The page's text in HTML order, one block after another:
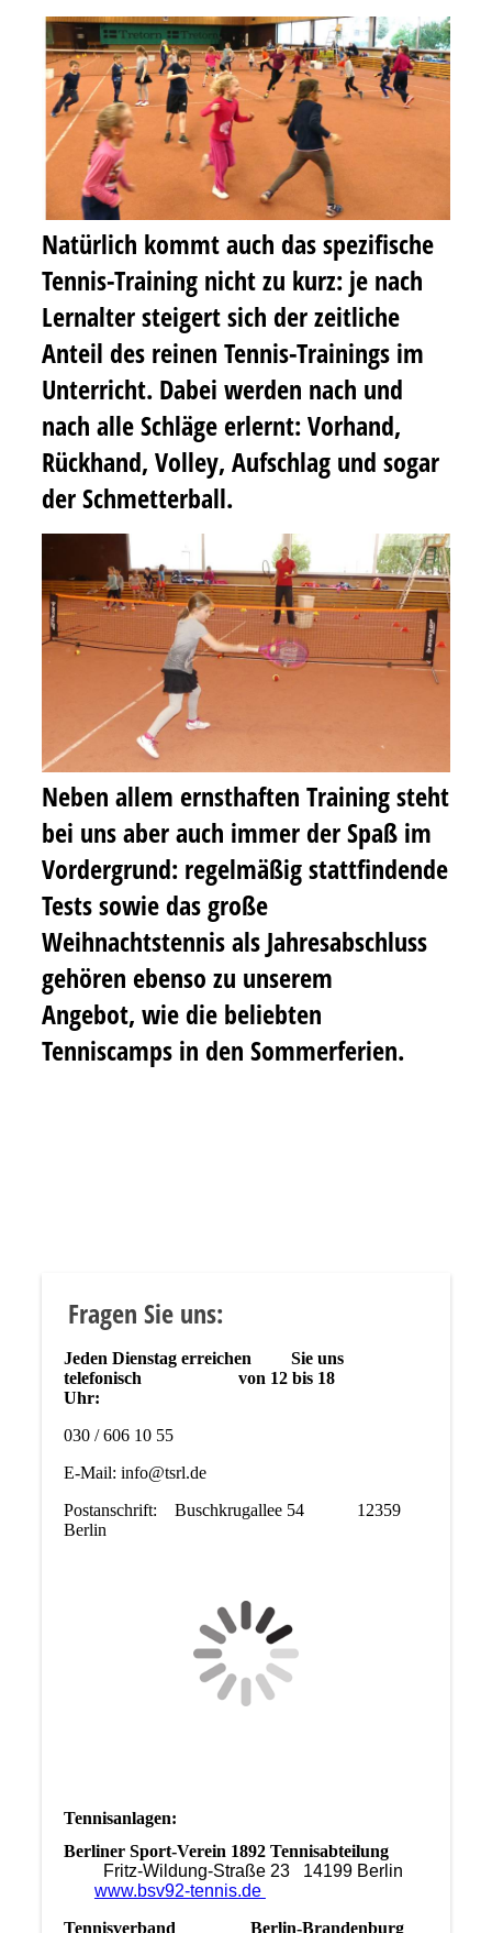
Natürlich kommt auch das spezifische
Tennis-Training nicht zu kurz: je nach
Lernalter steigert sich der zeitliche
Anteil des reinen Tennis-Trainings im
Unterricht. Dabei werden nach und
nach alle Schläge erlernt: Vorhand,
Rückhand, Volley, Aufschlag und sogar
der Schmetterball.
Neben allem ernsthaften Training steht
bei uns aber auch immer der Spaß im
Vordergrund: regelmäßig stattfindende
Tests sowie das große
Weihnachtstennisals Jahresabschluss
gehören ebenso zu unserem
Angebot, wie die beliebten
Tenniscamps in den Sommerferien.
Fragen Sie uns:
Jeden Dienstag erreichen Sie uns
telefonisch von 12bis 18
Uhr:
030 / 606 10 55
E-Mail: info@tsrl.de
Postanschrift: Buschkrugallee 54 12359
Berlin
Tennisanlagen:
Berliner Sport-Verein 1892 Tennisabteilung
Fritz-Wildung-Straße 23 14199 Berlin
www.bsv92-tennis.de
Tennisverband Berlin-Brandenburg